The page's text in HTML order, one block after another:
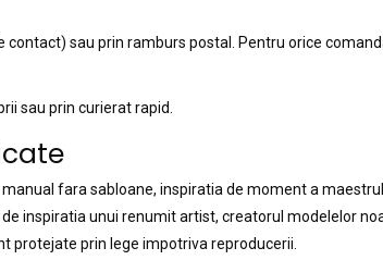
sau prin ramburs postal. Pentru orice
sau prin curierat rapid.
fara sabloane, inspiratia de moment a
inspiratia unui renumit artist, creatorul modelelor
protejate prin lege impotriva reproducerii.